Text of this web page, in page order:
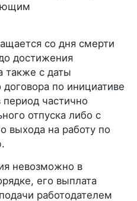
со дня смерти
достижения
также с даты
по инициативе
период частично
отпуска либо с
выхода на работу по
невозможно в
его выплата
работодателем